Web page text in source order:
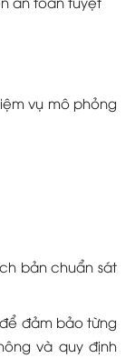
vụ mô phỏng
bản chuẩn sát
đảm bảo từng
và quy định